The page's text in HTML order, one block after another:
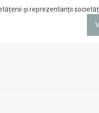
și reprezentanții